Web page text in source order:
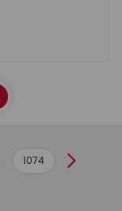
1074 Suivant